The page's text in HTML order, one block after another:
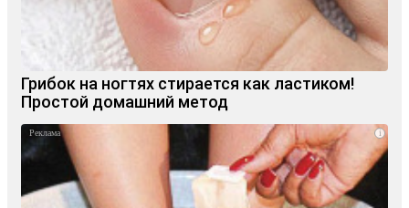
Грибок на ногтях стирается как ластиком!
Простой домашний метод
i